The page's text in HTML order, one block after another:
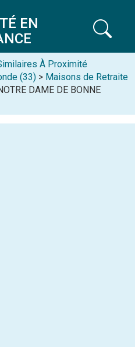
EN
À Proximité
(33) > Maisons de Retraite
DAME DE BONNE